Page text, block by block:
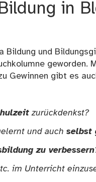
in
Bildung und
geworden.
Gewinnen gibt es
zurückdenkst?
und auch selbst
zu verbessern
im Unterricht